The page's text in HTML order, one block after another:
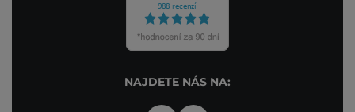
NAJDETE NÁS NA: